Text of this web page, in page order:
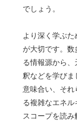
でしょう。
より深く学ぶ
が大切です。数
る情報源から
釈などを学びま
意味合い、そ
る複雑なエネ
スコープを読み